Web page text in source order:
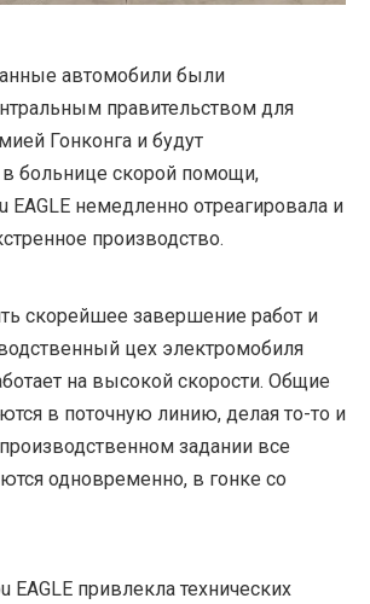
автомобили были
правительством для
Гонконга и будут
в больнице скорой помощи,
EAGLE немедленно отреагировала и
производство.
скорейшее завершение работ и
цех электромобиля
на высокой скорости. Общие
в поточную линию, делая то-то и
задании все
одновременно, в гонке со
EAGLE привлекла технических